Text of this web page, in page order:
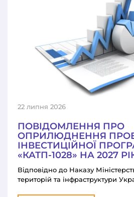
22 липня 2026
ПОВІДОМЛЕННЯ ПРО
ОПРИЛЮДНЕННЯ
ІНВЕСТИЦІЙНОЇ
«КАТП-1028» НА 2027
Відповідно до Наказу
територій та інфраструктури